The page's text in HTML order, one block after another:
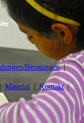
Beratungen
Material Kontakt